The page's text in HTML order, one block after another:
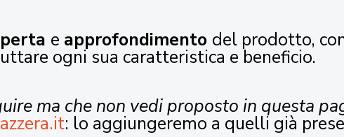
e approfondimento del prodotto,
ogni sua caratteristica e beneficio.
ma che non vedi proposto in questa
: lo aggiungeremo a quelli già